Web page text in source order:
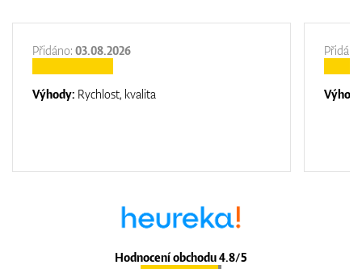
Hodnocení obchodu 4.8/5
Přidáno: 03.08.2026
Výhody: Rychlost, kvalita